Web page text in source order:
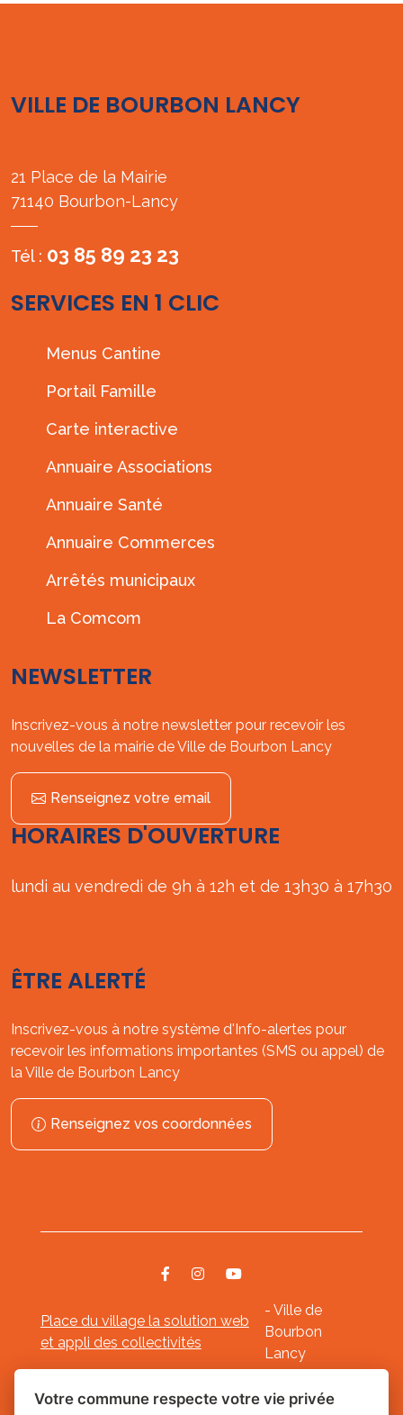
VILLE DE BOURBON LANCY
21 Place de la Mairie
71140 Bourbon-Lancy
Tél : 03 85 89 23 23
SERVICES EN 1 CLIC
Menus Cantine
Portail Famille
Carte interactive
Annuaire Associations
Annuaire Santé
Annuaire Commerces
Arrêtés municipaux
La Comcom
NEWSLETTER
Inscrivez-vous à notre newsletter pour recevoir les
nouvelles de la mairie de Ville de Bourbon Lancy
Renseignez votre email
HORAIRES D'OUVERTURE
lundi au vendredi de 9h à 12h et de 13h30 à 17h30
ÊTRE ALERTÉ
Inscrivez-vous à notre système d'Info-alertes pour
recevoir les informations importantes (SMS ou appel) de
la Ville de Bourbon Lancy
Renseignez vos coordonnées
Place du village la solution web
et appli des collectivités
- Ville de
Bourbon
Lancy
Mentions légales-- Gestion des cookies
Votre commune respecte votre vie privée